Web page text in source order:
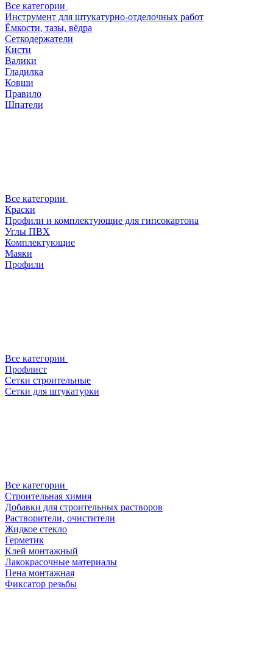
Все категории
Инструмент для штукатурно-отделочных работ
Ёмкости, тазы, вёдра
Сеткодержатели
Кисти
Валики
Гладилка
Ковши
Правило
Шпатели
Все категории
Краски
Профили и комплектующие для гипсокартона
Углы ПВХ
Комплектующие
Маяки
Профили
Все категории
Профлист
Сетки строительные
Сетки для штукатурки
Все категории
Строительная химия
Добавки для строительных растворов
Растворители, очистители
Жидкое стекло
Герметик
Клей монтажный
Лакокрасочные материалы
Пена монтажная
Фиксатор резьбы